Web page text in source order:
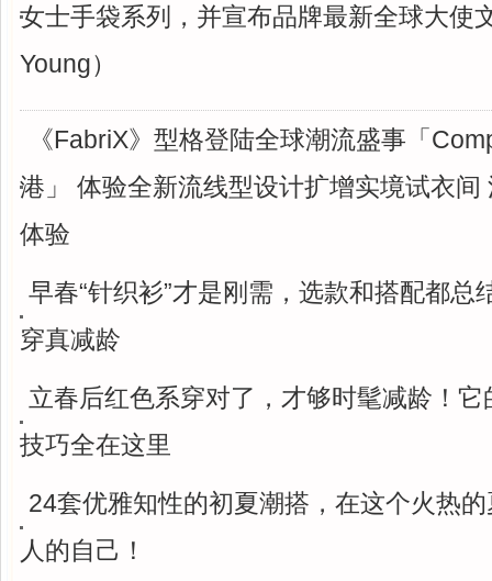
女士手袋系列，并宣布品牌最新全球大使
Young）
《FabriX》型格登陆全球潮流盛事「
港」 体验全新流线型设计扩增实境试衣间
体验
早春“针织衫”才是刚需，选款和搭配都总
穿真减龄
立春后红色系穿对了，才够时髦减龄！它
技巧全在这里
24套优雅知性的初夏潮搭，在这个火热
人的自己！